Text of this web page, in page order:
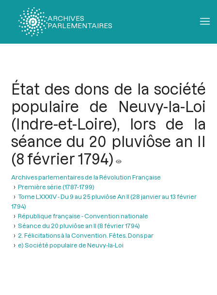
ARCHIVES
PARLEMENTAIRES
État des dons de la société
populaire de Neuvy-la-Loi
(Indre-et-Loire), lors de la
séance du 20 pluviôse an II
(8 février 1794)
Archives parlementaires de la Révolution Française
Première série (1787-1799)
Tome LXXXIV - Du 9 au 25 pluviôse An II (28 janvier au 13 février
1794)
République française - Convention nationale
Séance du 20 pluviôse an II (8 février 1794)
2. Félicitations à la Convention. Fêtes. Dons par
e) Société populaire de Neuvy-la-Loi